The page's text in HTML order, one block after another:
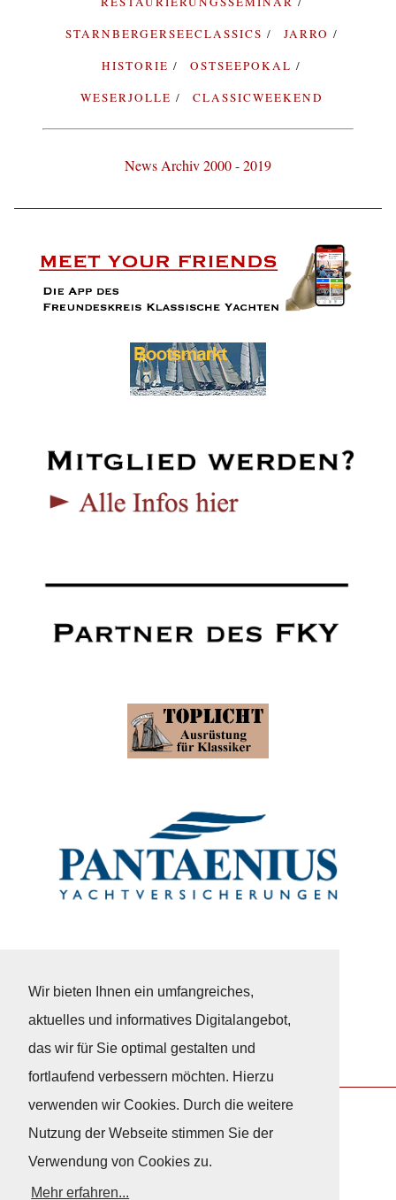
Wir bieten Ihnen ein umfangreiches,
aktuelles und informatives Digitalangebot,
das wir für Sie optimal gestalten und
fortlaufend verbessern möchten. Hierzu
verwenden wir Cookies. Durch die weitere
Nutzung der Webseite stimmen Sie der
Verwendung von Cookies zu.
Mehr erfahren...
STARNBERGERSEECLASSICS
JARRO
HISTORIE
OSTSEEPOKAL
WESERJOLLE
CLASSICWEEKEND
News Archiv 2000 - 2019